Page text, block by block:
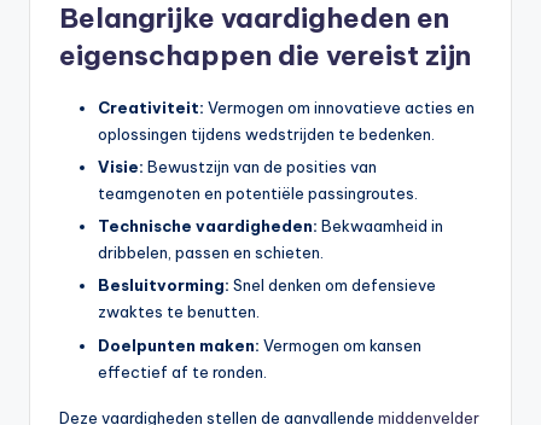
Belangrijke vaardigheden en
eigenschappen die vereist zijn
Creativiteit: Vermogen om innovatieve acties en
oplossingen tijdens wedstrijden te bedenken.
Visie: Bewustzijn van de posities van
teamgenoten en potentiële passingroutes.
Technische vaardigheden: Bekwaamheid in
dribbelen, passen en schieten.
Besluitvorming: Snel denken om defensieve
zwaktes te benutten.
Doelpunten maken: Vermogen om kansen
effectief af te ronden.
Deze vaardigheden stellen de aanvallende middenvelder